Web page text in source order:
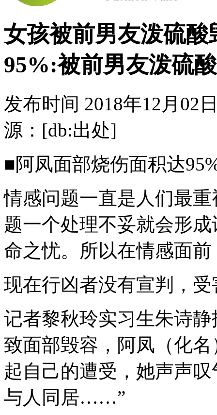
女孩被前男友泼硫
95%:被前男友泼硫
发布时间 2018年12月
源：[db:出处]
■阿凤面部烧伤面积达
情感问题一直是人们最
题一个处理不妥就会形
命之忧。所以在情感面
现在行凶者没有宣判，
记者黎秋玲实习生朱诗
致面部毁容，阿凤（化
起自己的遭受，她声声
与人同居……”